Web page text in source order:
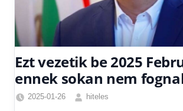
Ezt vezetik be 2025
ennek sokan nem
2025-01-26
hiteles